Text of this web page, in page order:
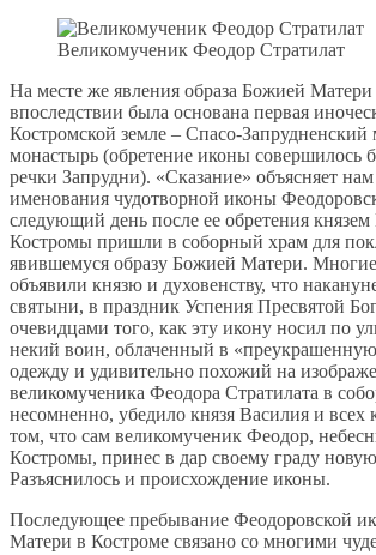
Великомученик Феодор Стратилат
На месте же явления образа Божией
впоследствии была основана первая
Костромской земле – Спасо-Запрудненский
монастырь (обретение иконы совершилось
речки Запрудни). «Сказание» объясняет
именования чудотворной иконы
следующий день после ее обретения
Костромы пришли в соборный храм для
явившемуся образу Божией Матери.
объявили князю и духовенству, что
святыни, в праздник Успения Пресвятой
очевидцами того, как эту икону носил по
некий воин, облаченный в
одежду и удивительно похожий на
великомученика Феодора Стратилата в
несомненно, убедило князя Василия и всех
том, что сам великомученик Феодор,
Костромы, принес в дар своему граду
Разъяснилось и происхождение иконы.
Последующее пребывание Феодоровской
Матери в Костроме связано со многими